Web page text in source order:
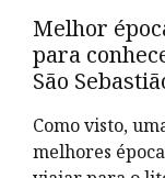
Melhor
para
São
Como visto,
melhores